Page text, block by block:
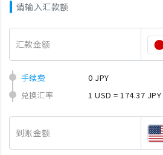
请输入汇款额
汇款金额
手续费
0 JPY
兑换汇率
1 USD = 174.37 JPY
到账金额